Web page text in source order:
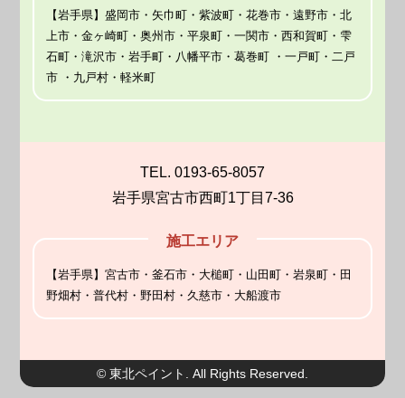
【岩手県】盛岡市・矢巾町・紫波町・花巻市・遠野市・北
上市・金ヶ崎町・奥州市・平泉町・一関市・西和賀町・雫
石町・滝沢市・岩手町・八幡平市・葛巻町 ・一戸町・二戸
市 ・九戸村・軽米町
TEL. 0193-65-8057
岩手県宮古市西町1丁目7-36
施工エリア
【岩手県】宮古市・釜石市・大槌町・山田町・岩泉町・田
野畑村・普代村・野田村・久慈市・大船渡市
© 東北ペイント. All Rights Reserved.